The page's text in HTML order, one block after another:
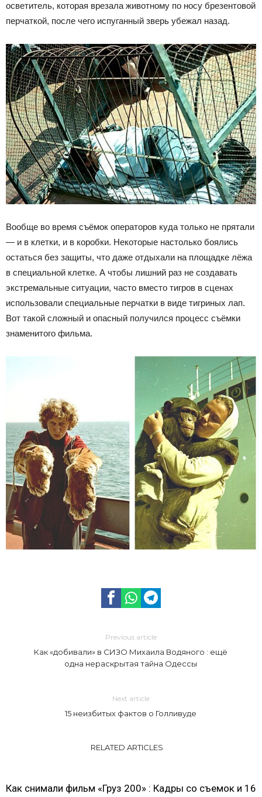
осветитель, которая врезала животному по носу брезентовой
перчаткой, после чего испуганный зверь убежал назад.
Вообще во время съёмок операторов куда только не прятали
— и в клетки, и в коробки. Некоторые настолько боялись
остаться без защиты, что даже отдыхали на площадке лёжа
в специальной клетке. А чтобы лишний раз не создавать
экстремальные ситуации, часто вместо тигров в сценах
использовали специальные перчатки в виде тигриных лап.
Вот такой сложный и опасный получился процесс съёмки
знаменитого фильма.
Previous article
Как «добивали» в СИЗО Михаила Водяного : ещё
одна нераскрытая тайна Одессы
Next article
15 неизбитых фактов о Голливуде
RELATED ARTICLES
Как снимали фильм «Груз 200» : Кадры со съемок и 16